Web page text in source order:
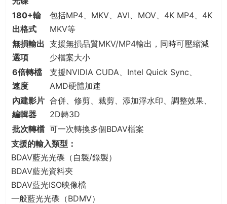
180+輸
出格式
包括MP4、MKV、AVI、MOV、4K MP4、4K
MKV等
無損輸出
選項
支援無損品質MKV/MP4輸出，同時可壓縮減
少檔案大小
6倍轉檔
速度
支援NVIDIA CUDA、Intel Quick Sync、
AMD硬體加速
內建影片
編輯器
合併、修剪、裁剪、添加浮水印、調整效果、
2D轉3D
批次轉檔 可一次轉換多個BDAV檔案
支援的輸入類型：
BDAV藍光光碟（自製/錄製）
BDAV藍光資料夾
BDAV藍光ISO映像檔
一般藍光光碟（BDMV）